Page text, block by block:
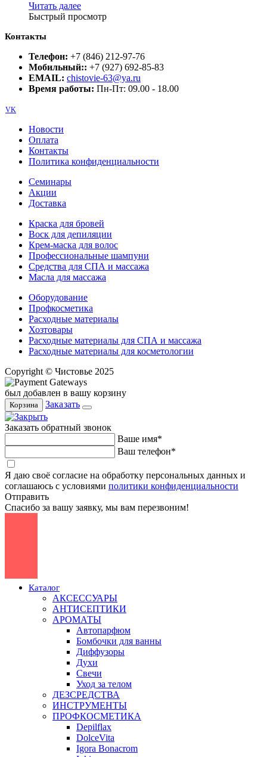
Читать далее
Быстрый просмотр
Контакты
Телефон: +7 (846) 212-97-76
Мобильный:: +7 (927) 692-85-83
EMAIL: chistovie-63@ya.ru
Время работы: Пн-Пт: 09.00 - 18.00
VK
Новости
Оплата
Контакты
Политика конфиденциальности
Семинары
Акции
Доставка
Краска для бровей
Воск для депиляции
Крем-маска для волос
Профессиональные шампуни
Средства для СПА и массажа
Масла для массажа
Оборудование
Профкосметика
Расходные материалы
Хозтовары
Расходные материалы для СПА и массажа
Расходные материалы для косметологии
Copyright © Чистовье 2025
был добавлен в вашу корзину
Корзина Заказать
Заказать обратный звонок
Ваше имя*
Ваш телефон*
Я даю своё согласие на обработку персональных данных и
соглашаюсь с условиями политики конфиденциальности
Отправить
Спасибо за вашу заявку, мы вам перезвоним!
Каталог
АКСЕССУАРЫ
АНТИСЕПТИКИ
АРОМАТЫ
Автопарфюм
Бомбочки для ванны
Диффузоры
Духи
Свечи
Уход за телом
ДЕЗСРЕДСТВА
ИНСТРУМЕНТЫ
ПРОФКОСМЕТИКА
Depilflax
DolceVita
Igora Bonacrom